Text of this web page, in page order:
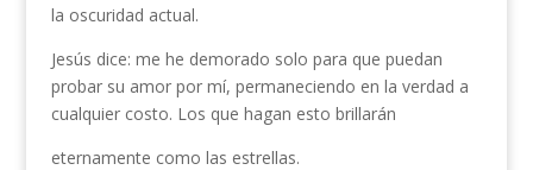
la oscuridad actual.
Jesús dice: me he demorado solo para que puedan
probar su amor por mí, permaneciendo en la verdad a
cualquier costo. Los que hagan esto brillarán
eternamente como las estrellas.